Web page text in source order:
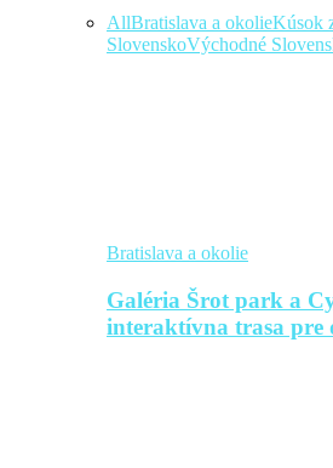
AllBratislava a okolieKúsok
SlovenskoVýchodné
Bratislava a okolie
Galéria Šrot park a
interaktívna trasa pre